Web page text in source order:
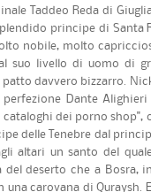
Taddeo Reda di
principe di Santa
nobile, molto
suo livello di uomo di
davvero bizzarro.
Dante
dei porno shop",
delle Tenebre dal
altari un santo del
deserto che a Bosra,
carovana di Quraysh.